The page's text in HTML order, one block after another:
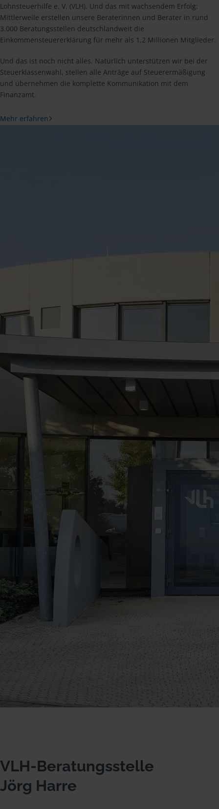
Lohnsteuerhilfe e. V. (VLH). Und das mit wachsendem Erfolg:
Mittlerweile erstellen unsere Beraterinnen und Berater in rund
3.000 Beratungsstellen deutschlandweit die
Einkommensteuererklärung für mehr als 1,2 Millionen Mitglieder.
Und das ist noch nicht alles. Natürlich unterstützen wir bei der
Steuerklassenwahl, stellen alle Anträge auf Steuerermäßigung
und übernehmen die komplette Kommunikation mit dem
Finanzamt.
Mehr erfahren
VLH-Beratungsstelle
Jörg Harre